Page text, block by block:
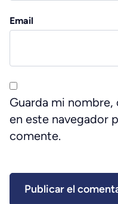
Email
Guarda mi
en este navegador
comente.